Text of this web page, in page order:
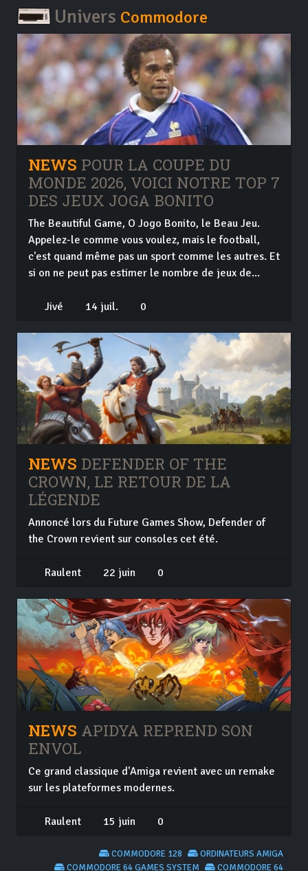
Univers Commodore
NEWS POUR LA COUPE DU
MONDE 2026, VOICI NOTRE TOP 7
DES JEUX JOGA BONITO
The Beautiful Game, O Jogo Bonito, le Beau Jeu.
Appelez-le comme vous voulez, mais le football,
c'est quand même pas un sport comme les autres. Et
si on ne peut pas estimer le nombre de jeux de...
Jivé 14 juil. 0
NEWS DEFENDER OF THE
CROWN, LE RETOUR DE LA
LÉGENDE
Annoncé lors du Future Games Show, Defender of
the Crown revient sur consoles cet été.
Raulent 22 juin 0
NEWS APIDYA REPREND SON
ENVOL
Ce grand classique d'Amiga revient avec un remake
sur les plateformes modernes.
Raulent 15 juin 0
ORDINATEURS AMIGA
COMMODORE 128
COMMODORE 64
COMMODORE 64 GAMES SYSTEM